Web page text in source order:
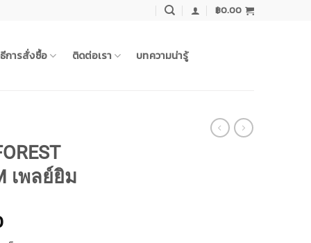
฿0.00
การสั่งซื้อ ติดต่อเรา บทความน่ารู้
เพลย์ยิม
Current
price